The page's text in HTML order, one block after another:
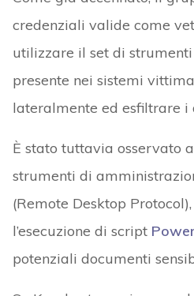
credenziali valide come
utilizzare il set di
presente nei sistemi
lateralmente ed esfiltrare i
È stato tuttavia osservato
strumenti di
(Remote Desktop Protocol),
l’esecuzione di script
potenziali documenti